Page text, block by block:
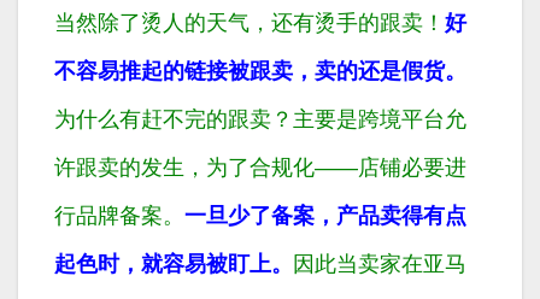
当然除了烫人的天气，还有烫手的跟卖！ 好
不容易推起的链接被跟卖，卖的还是假货。
为什么有赶不完的跟卖？主要是跨境平台允
许跟卖的发生，为了合规化——店铺必要进
行品牌备案。 一旦少了备案，产品卖得有点
起色时，就容易被盯上。
因此当卖家在亚马